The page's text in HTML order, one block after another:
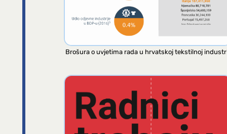
Brošura o uvjetima rada u hrvatskoj tekstilnoj